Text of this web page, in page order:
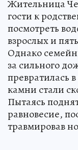
Несчастный
Жительница
гости к
посмотреть
взрослых и
Однако
за сильного
превратилась
камни стали
Пытаясь
равновесие,